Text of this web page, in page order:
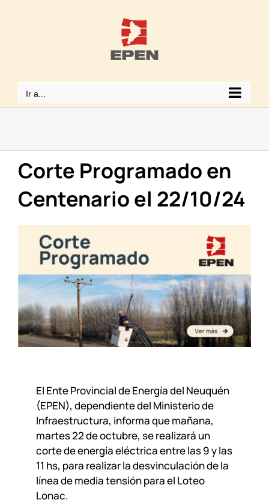
Ir a...
Corte Programado en
Centenario el 22/10/24
El Ente Provincial de Energía del Neuquén
(EPEN), dependiente del Ministerio de
Infraestructura, informa que mañana,
martes 22 de octubre, se realizará un
corte de energía eléctrica entre las 9 y las
11 hs, para realizar la desvinculación de la
línea de media tensión para el Loteo
Lonac.